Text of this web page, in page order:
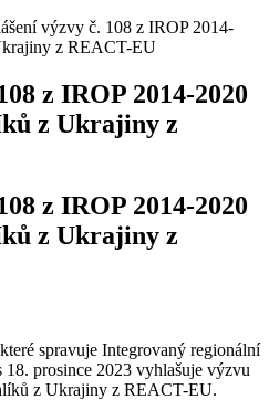
výzvy č. 108 z IROP 2014-
z REACT-EU
z IROP 2014-2020
z Ukrajiny z
z IROP 2014-2020
z Ukrajiny z
spravuje Integrovaný regionální
prosince 2023 vyhlašuje výzvu
z Ukrajiny z REACT-EU.